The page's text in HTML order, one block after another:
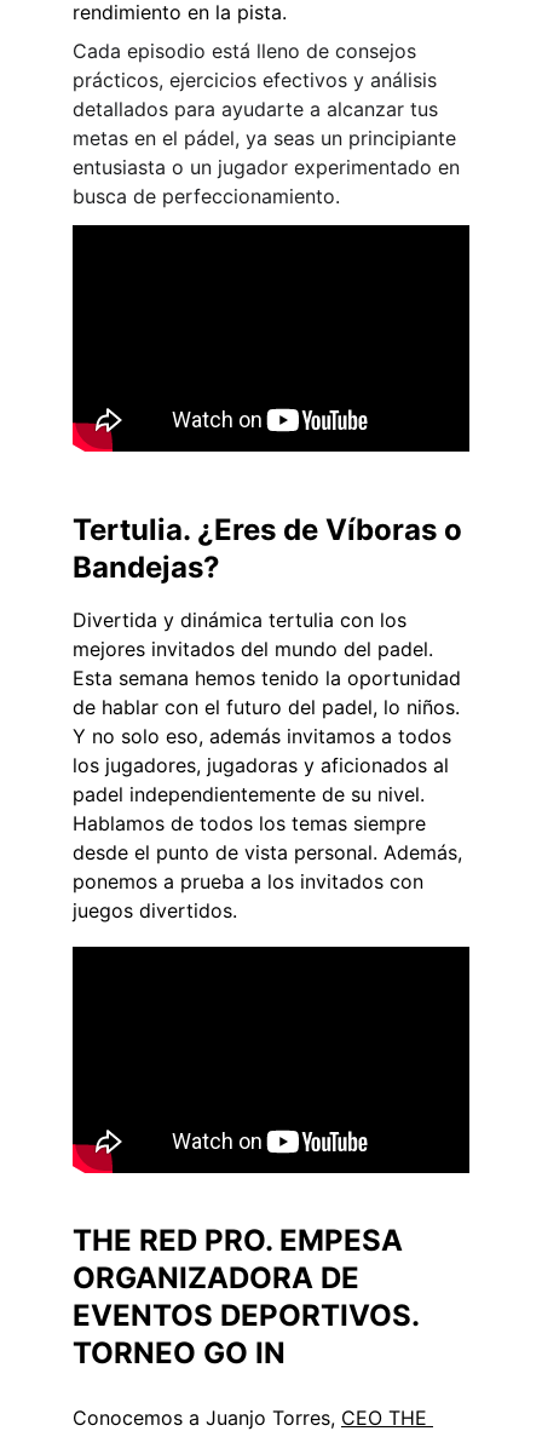
rendimiento en la pista.
Cada episodio está lleno de consejos
prácticos, ejercicios efectivos y análisis
detallados para ayudarte a alcanzar tus
metas en el pádel, ya seas un principiante
entusiasta o un jugador experimentado en
busca de perfeccionamiento.
Tertulia. ¿Eres de Víboras o
Bandejas?
Divertida y dinámica tertulia con los
mejores invitados del mundo del padel.
Esta semana hemos tenido la oportunidad
de hablar con el futuro del padel, lo niños.
Y no solo eso, además invitamos a todos
los jugadores, jugadoras y aficionados al
padel independientemente de su nivel.
Hablamos de todos los temas siempre
desde el punto de vista personal. Además,
ponemos a prueba a los invitados con
juegos divertidos.
THE RED PRO. EMPESA
ORGANIZADORA DE
EVENTOS DEPORTIVOS.
TORNEO GO IN
Conocemos a Juanjo Torres, CEO THE